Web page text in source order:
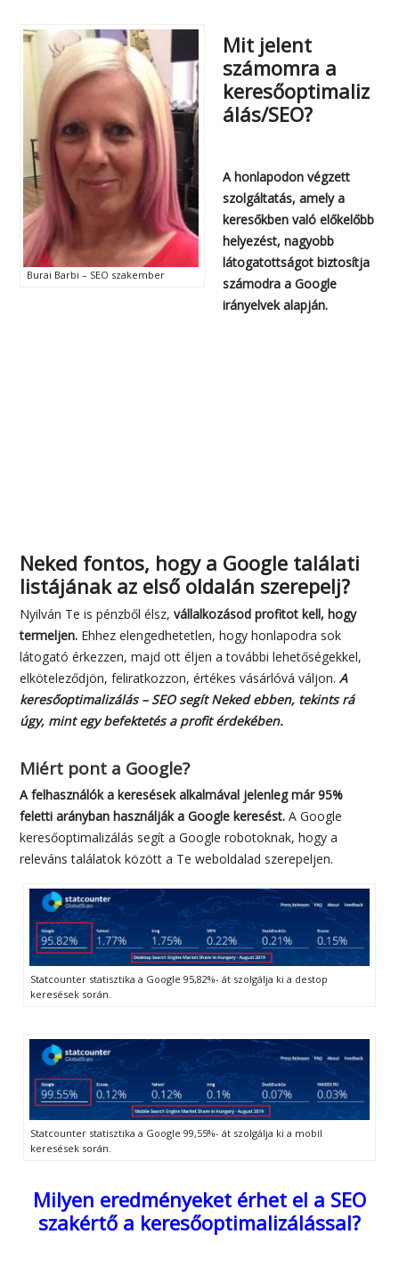
Burai Barbi – SEO szakember
Mit jelent
számomra a
keresőoptimaliz
álás/SEO?
A honlapodon végzett
szolgáltatás, amely a
keresőkben való előkelőbb
helyezést, nagyobb
látogatottságot biztosítja
számodra a Google
irányelvek alapján.
Neked fontos, hogy a Google találati
listájának az első oldalán szerepelj?
Nyilván Te is pénzből élsz, vállalkozásod profitot kell, hogy
termeljen. Ehhez elengedhetetlen, hogy honlapodra sok
látogató érkezzen, majd ott éljen a további lehetőségekkel,
elköteleződjön, feliratkozzon, értékes vásárlóvá váljon. A
keresőoptimalizálás – SEO segít Neked ebben, tekints rá
úgy, mint egy befektetés a profit érdekében.
Miért pont a Google?
A felhasználók a keresések alkalmával jelenleg már 95%
feletti arányban használják a Google keresést. A Google
keresőoptimalizálás segít a Google robotoknak, hogy a
releváns találatok között a Te weboldalad szerepeljen.
Statcounter statisztika a Google 95,82%- át szolgálja ki a destop
keresések során.
Statcounter statisztika a Google 99,55%- át szolgálja ki a mobil
keresések során.
Milyen eredményeket érhet el a SEO
szakértő a keresőoptimalizálással?